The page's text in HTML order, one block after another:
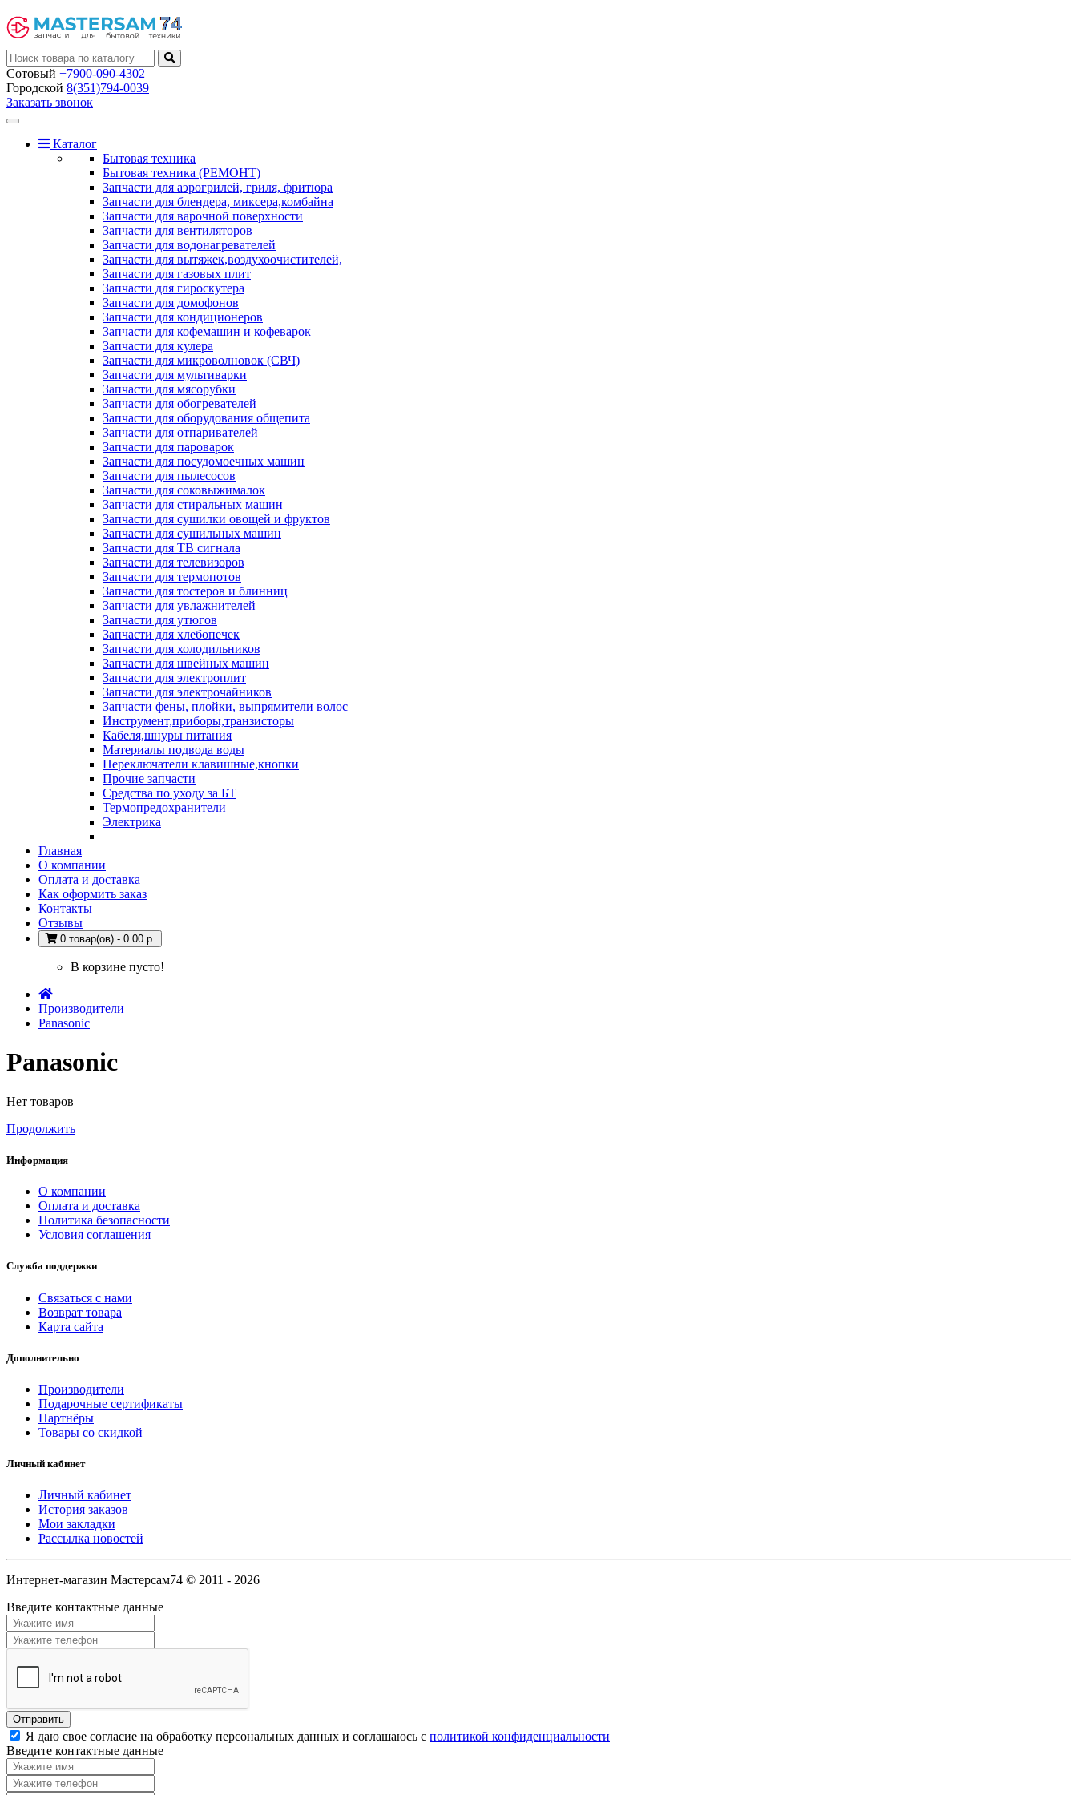
Сотовый +7900-090-4302
Городской 8(351)794-0039
Заказать звонок
Toggle
navigationКаталог
Бытовая техника
Бытовая техника (РЕМОНТ)
Запчасти для аэрогрилей, гриля, фритюра
Запчасти для блендера, миксера,комбайна
Запчасти для варочной поверхности
Запчасти для вентиляторов
Запчасти для водонагревателей
Запчасти для вытяжек,воздухоочистителей,
Запчасти для газовых плит
Запчасти для гироскутера
Запчасти для домофонов
Запчасти для кондиционеров
Запчасти для кофемашин и кофеварок
Запчасти для кулера
Запчасти для микроволновок (СВЧ)
Запчасти для мультиварки
Запчасти для мясорубки
Запчасти для обогревателей
Запчасти для оборудования общепита
Запчасти для отпаривателей
Запчасти для пароварок
Запчасти для посудомоечных машин
Запчасти для пылесосов
Запчасти для соковыжималок
Запчасти для стиральных машин
Запчасти для сушилки овощей и фруктов
Запчасти для сушильных машин
Запчасти для ТВ сигнала
Запчасти для телевизоров
Запчасти для термопотов
Запчасти для тостеров и блинниц
Запчасти для увлажнителей
Запчасти для утюгов
Запчасти для хлебопечек
Запчасти для холодильников
Запчасти для швейных машин
Запчасти для электроплит
Запчасти для электрочайников
Запчасти фены, плойки, выпрямители волос
Инструмент,приборы,транзисторы
Кабеля,шнуры питания
Материалы подвода воды
Переключатели клавишные,кнопки
Прочие запчасти
Средства по уходу за БТ
Термопредохранители
Электрика
Главная
О компании
Оплата и доставка
Как оформить заказ
Контакты
Отзывы
0 товар(ов) - 0.00 р.
В корзине пусто!
Производители
Panasonic
Panasonic
Нет товаров
Продолжить
Информация
О компании
Оплата и доставка
Политика безопасности
Условия соглашения
Служба поддержки
Связаться с нами
Возврат товара
Карта сайта
Дополнительно
Производители
Подарочные сертификаты
Партнёры
Товары со скидкой
Личный кабинет
Личный кабинет
История заказов
Мои закладки
Рассылка новостей
Интернет-магазин Мастерсам74 © 2011 - 2026
Введите контактные данные
Я даю свое согласие на обработку персональных данных и соглашаюсь с политикой конфиденциальности
Введите контактные данные